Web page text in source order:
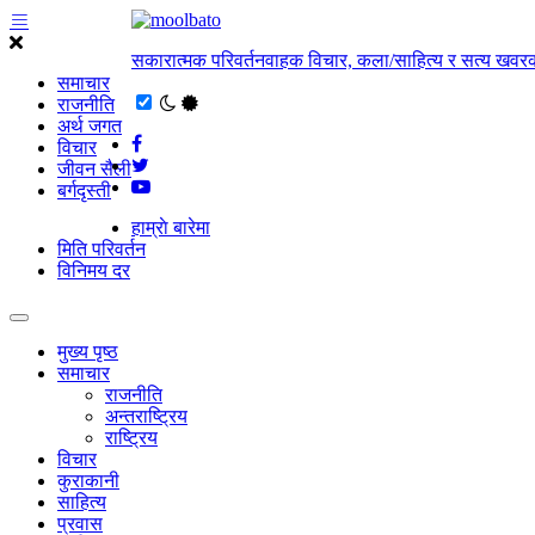
समाचार
राजनीति
अर्थ जगत
विचार
जीवन सैली
बर्गदृस्ती
सकारात्मक परिवर्तनवाहक विचार, कला/साहित्य र सत्य
हाम्राे बारेमा
मिति परिवर्तन
विनिमय दर
मुख्य पृष्ठ
समाचार
राजनीति
अन्तराष्ट्रिय
राष्ट्रिय
विचार
कुराकानी
साहित्य
प्रवास